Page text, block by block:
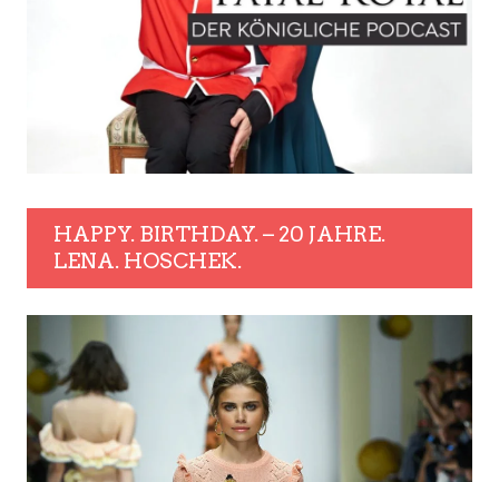
HAPPY. BIRTHDAY. – 20 JAHRE.
LENA. HOSCHEK.